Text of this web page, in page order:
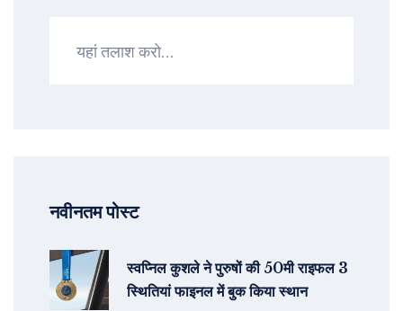
नवीनतम पोस्ट
स्वप्निल कुशले ने पुरुषों की 50मी राइफल 3
स्थितियां फाइनल में बुक किया स्थान